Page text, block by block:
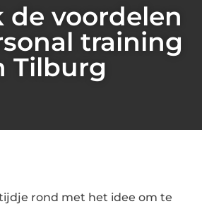
de voordelen
training
Tilburg
rond met het idee om te